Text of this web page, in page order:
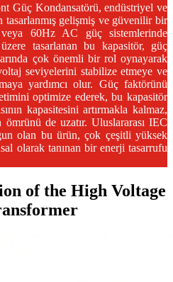
Güç Kondansatörü, endüstriyel ve
gelişmiş ve güvenilir bir
60Hz AC güç sistemlerinde
tasarlanan bu kapasitör, güç
çok önemli bir rol oynayarak
seviyelerini stabilize etmeye ve
yardımcı olur. Güç faktörünü
optimize ederek, bu kapasitör
kapasitesini artırmakla kalmaz,
ömrünü de uzatır. Uluslararası IEC
olan bu ürün, çok çeşitli yüksek
olarak tanınan bir enerji tasarrufu
of the High Voltage